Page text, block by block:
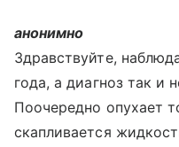
анонимно
Здравствуйте,
года, а диагноз так и
Поочередно опухает
скапливается